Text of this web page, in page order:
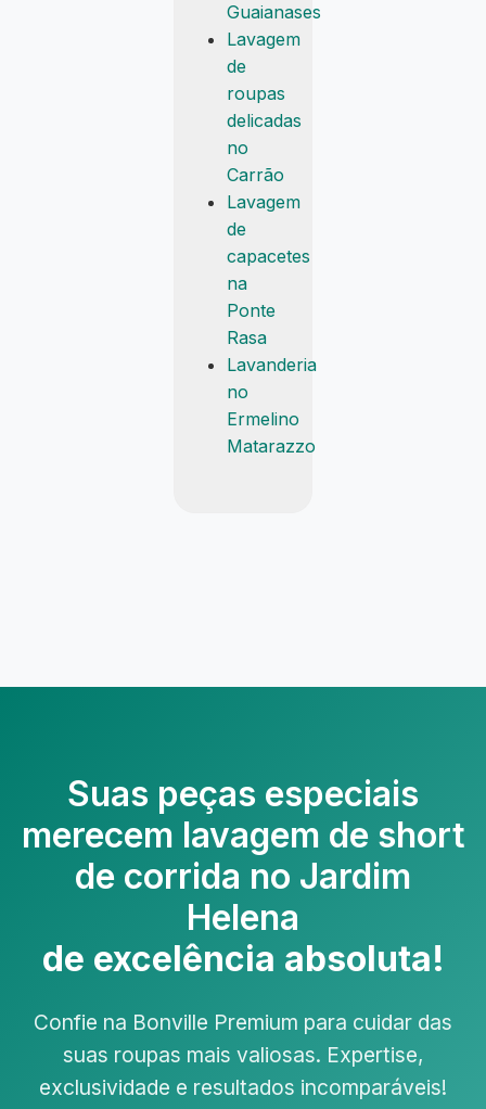
Guaianases
Lavagem
de
roupas
delicadas
no
Carrão
Lavagem
de
capacetes
na
Ponte
Rasa
Lavanderia
no
Ermelino
Matarazzo
Suas peças especiais
merecem lavagem de short
de corrida no Jardim
Helena
de excelência absoluta!
Confie na Bonville Premium para cuidar das
suas roupas mais valiosas. Expertise,
exclusividade e resultados incomparáveis!